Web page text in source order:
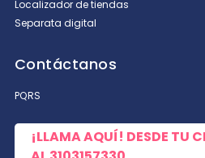
Localizador de tiendas
Separata digital
Contáctanos
PQRS
¡LLAMA AQUÍ! DESDE TU